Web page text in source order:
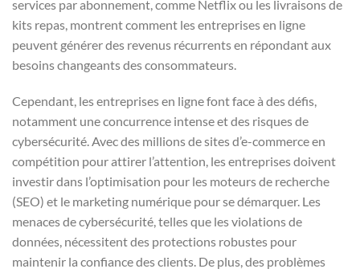
services par abonnement, comme Netflix ou les livraisons de
kits repas, montrent comment les entreprises en ligne
peuvent générer des revenus récurrents en répondant aux
besoins changeants des consommateurs.
Cependant, les entreprises en ligne font face à des défis,
notamment une concurrence intense et des risques de
cybersécurité. Avec des millions de sites d’e-commerce en
compétition pour attirer l’attention, les entreprises doivent
investir dans l’optimisation pour les moteurs de recherche
(SEO) et le marketing numérique pour se démarquer. Les
menaces de cybersécurité, telles que les violations de
données, nécessitent des protections robustes pour
maintenir la confiance des clients. De plus, des problèmes